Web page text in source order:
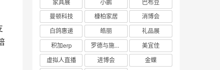
家具展
小鹏
巴布豆
曼顿科技
槺柏家居
消博会
白鸽惠递
皓丽
礼品展
积加erp
罗德与施瓦茨
美宜佳
虚拟人直播
进博会
金蝶